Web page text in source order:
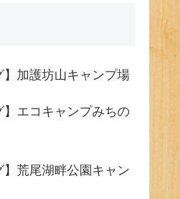
】加護坊山キャンプ場
】エコキャンプみちの
】荒尾湖畔公園キャン